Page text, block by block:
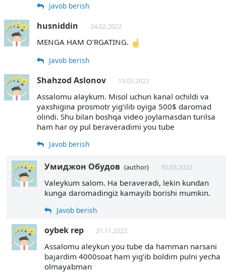
Javob berish
husniddin 24.02.2022
MENGA HAM O’RGATING.
Javob berish
Shahzod Aslonov 19.03.2022
Assalomu alaykum. Misol uchun kanal ochildi va
yaxshigina prosmotr yig’ilib oyiga 500$ daromad
olindi. Shu bilan boshqa video joylamasdan turilsa
ham har oy pul beraveradimi you tube
Javob berish
Умиджон Обудов (author) 30.03.2022
Valeykum salom. Ha beraveradi, lekin kundan
kunga daromadingiz kamayib borishi mumkin.
Javob berish
oybek rep 21.11.2022
Assalomu aleykun you tube da hamman narsani
bajardim 4000soat ham yig’ib boldim pulni yecha
olmayabman